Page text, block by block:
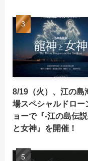
8/19（火）、江の島
場スペシャルドロー
ョーで『-江の島伝
と女神』を開催！